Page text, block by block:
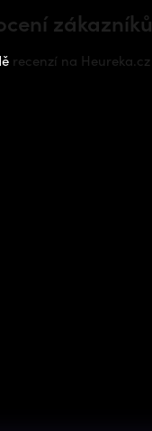
zákazníků
recenzí na Heureka.cz